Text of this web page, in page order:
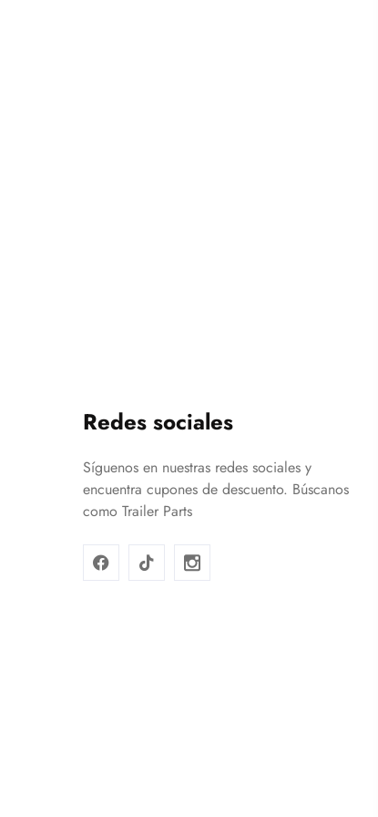
Redes sociales
Síguenos en nuestras redes sociales y
encuentra cupones de descuento. Búscanos
como Trailer Parts